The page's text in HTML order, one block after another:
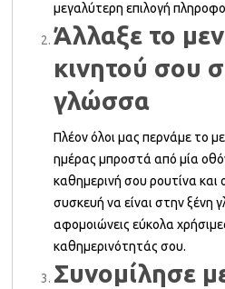
μεγαλύτερη επιλογή
Άλλαξε το
κινητού σου
γλώσσα
Πλέον όλοι μας περνάμε το
ημέρας μπροστά από μία
καθημερινή σου ρουτίνα και
συσκευή να είναι στην ξένη
αφομοιώνεις εύκολα
καθημερινότητάς σου.
Συνομίλησε